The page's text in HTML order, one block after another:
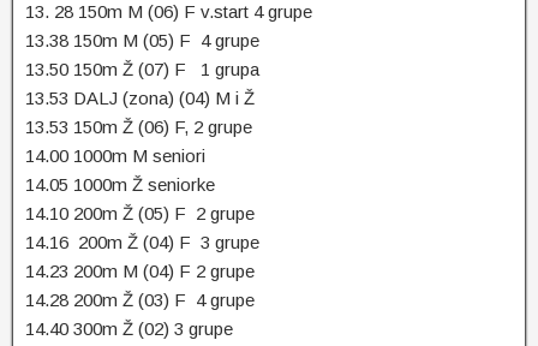
13. 28 150m M (06) F v.start 4 grupe
13.38 150m M (05) F 4 grupe
13.50 150m Ž (07) F 1 grupa
13.53 DALJ (zona) (04) M i Ž
13.53 150m Ž (06) F, 2 grupe
14.00 1000m M seniori
14.05 1000m Ž seniorke
14.10 200m Ž (05) F 2 grupe
14.16 200m Ž (04) F 3 grupe
14.23 200m M (04) F 2 grupe
14.28 200m Ž (03) F 4 grupe
14.40 300m Ž (02) 3 grupe